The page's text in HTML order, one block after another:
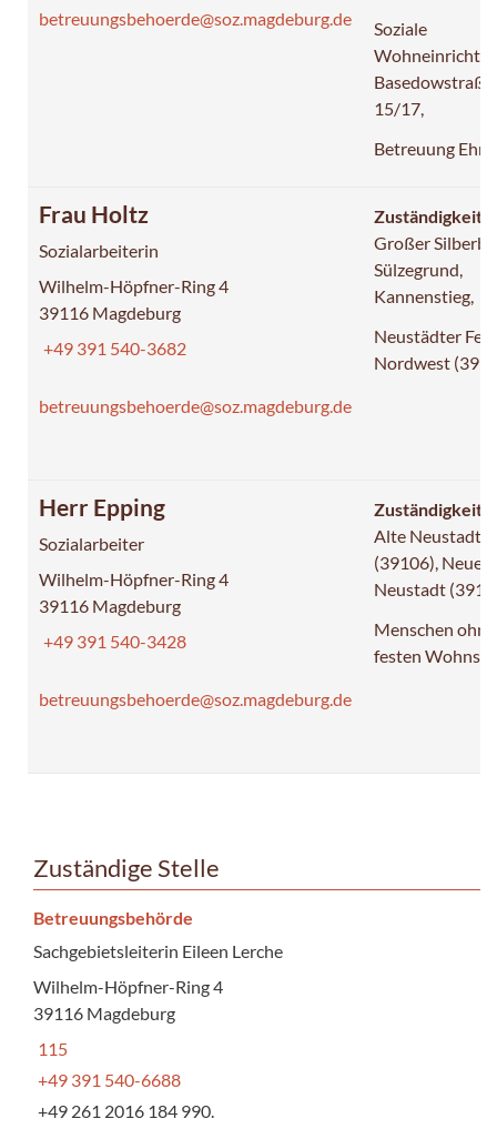
betreuungsbehoerde@soz.magdeburg.de
Soziale
Basedowstraße
15/17,
Betreuung
Frau Holtz
Sozialarbeiterin
Wilhelm-Höpfner-Ring 4
39116 Magdeburg
+49 391 540-3682
betreuungsbehoerde@soz.magdeburg.de
Zuständigkeit:
Großer
Sülzegrund,
Kannenstieg,
Neustädter
Nordwest
Herr Epping
Sozialarbeiter
Wilhelm-Höpfner-Ring 4
39116 Magdeburg
+49 391 540-3428
betreuungsbehoerde@soz.magdeburg.de
Zuständigkeit:
Alte Neustadt
(39106), Neue
Neustadt
Menschen ohne
festen
Zuständige Stelle
Betreuungsbehörde
Sachgebietsleiterin Eileen Lerche
Wilhelm-Höpfner-Ring 4
39116 Magdeburg
115
+49 391 540-6688
+49 261 2016 184 990.